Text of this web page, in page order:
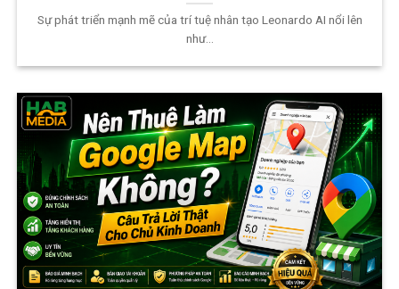
Sự phát triển mạnh mẽ của trí tuệ nhân tạo Leonardo AI nổi lên
như...